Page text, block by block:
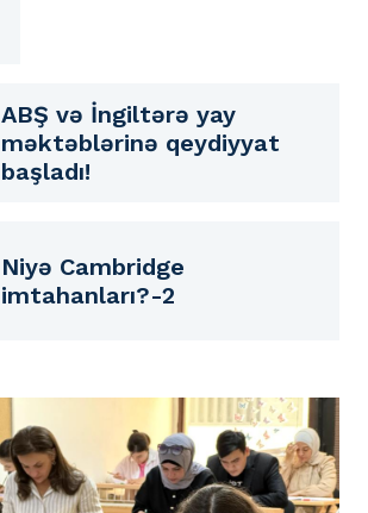
ABŞ və İngiltərə yay
məktəblərinə qeydiyyat
başladı!
Niyə Cambridge
imtahanları?-2